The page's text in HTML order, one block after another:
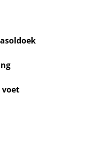
voet